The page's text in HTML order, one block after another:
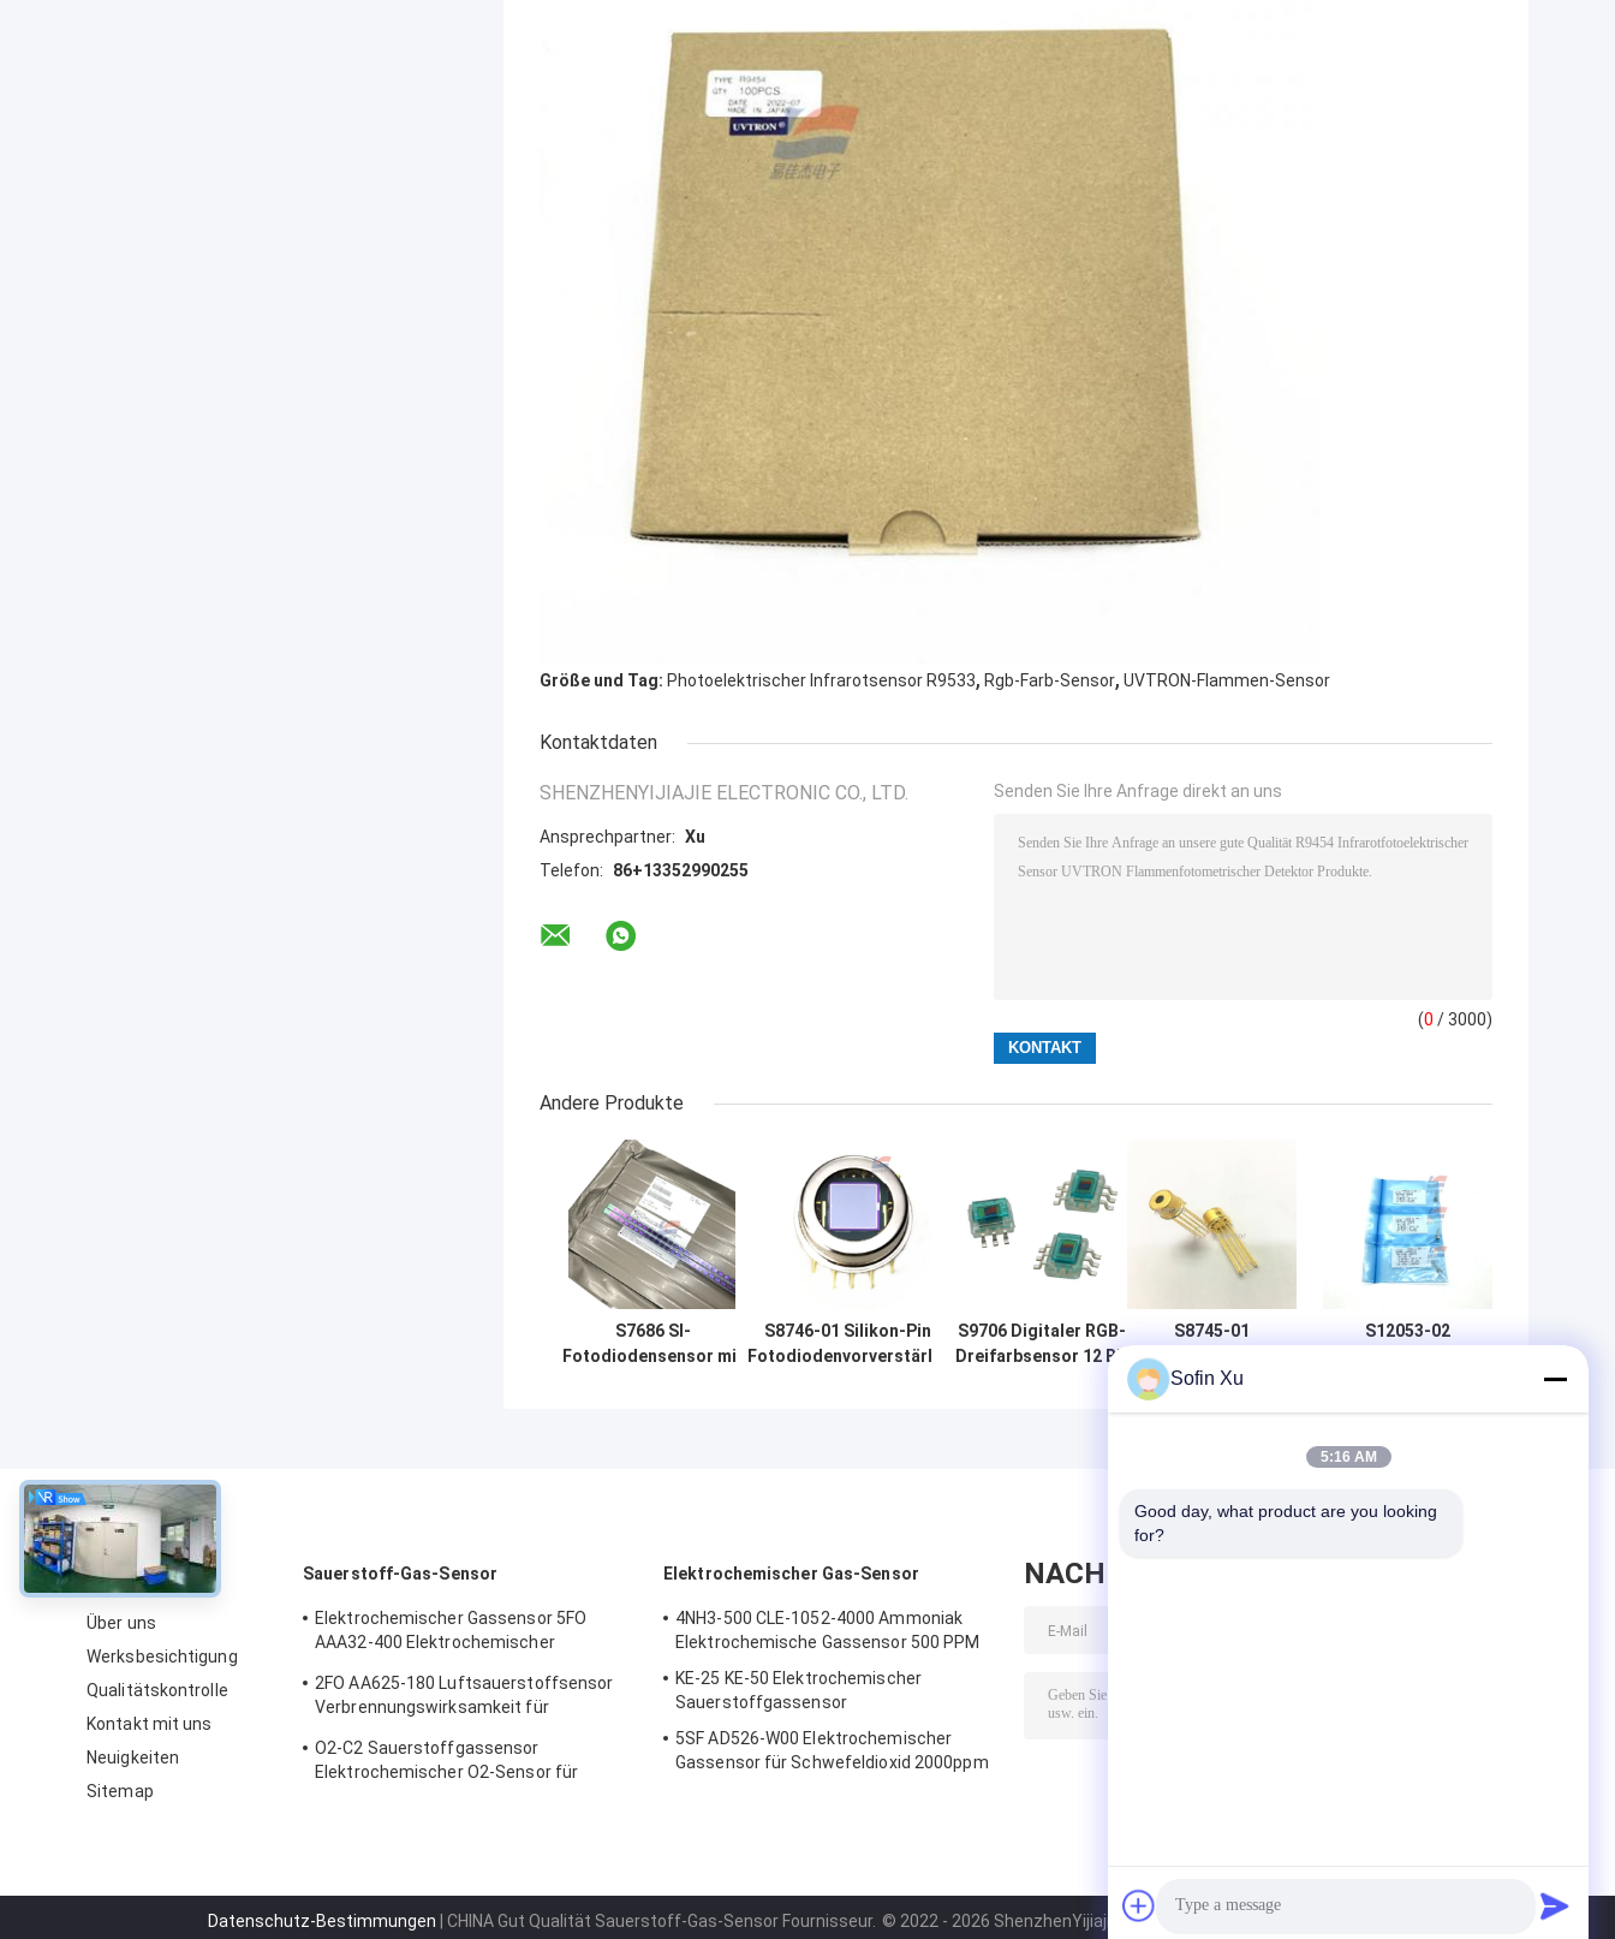
Größe und Tag: Photoelektrischer Infrarotsensor R9533, Rgb-Farb-Sensor, UVTRON-Flammen-Sensor
Kontaktdaten
SHENZHENYIJIAJIE ELECTRONIC CO., LTD.
Ansprechpartner: Xu
Telefon:
86+13352990255
Senden Sie Ihre Anfrage direkt an uns
(0 / 3000)
Andere Produkte
S7686 SI-
Fotodiodensensor mit
S8746-01 Silikon-Pin-
Fotodiodenvorverstärker
S9706 Digitaler RGB-
Dreifarbsensor 12 Bit
S8745-01
Fotodiode mit
Vorverstärker-
S12053-02
Wellenlänge Typ
über
Über uns
Werksbesichtigung
Qualitätskontrolle
Kontakt mit uns
Neuigkeiten
Sitemap
Sauerstoff-Gas-Sensor
Elektrochemischer Gassensor 5FO
AAA32-400 Elektrochemischer
in der Luft
2FO AA625-180 Luftsauerstoffsensor
Verbrennungswirksamkeit für
O2-C2 Sauerstoffgassensor
Elektrochemischer O2-Sensor für
Elektrochemischer Gas-Sensor
4NH3-500 CLE-1052-4000 Ammoniak
Elektrochemische Gassensor 500 PPM
KE-25 KE-50 Elektrochemischer
Sauerstoffgassensor
5SF AD526-W00 Elektrochemischer
Gassensor für Schwefeldioxid 2000ppm
NACHRICHT HINTERLASSEN
Datenschutz-Bestimmungen | CHINA Gut Qualität Sauerstoff-Gas-Sensor Fournisseur. © 2022 - 2026 ShenzhenYijiajie Electronic Co., Ltd.. All Rights Reserved.
Sofin Xu
5:16 AM
Good day, what product are you looking
for?